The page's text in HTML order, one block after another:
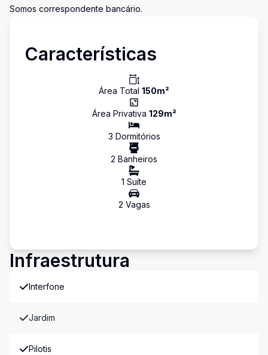
Somos correspondente bancário.
Características
Área Total 150m²
Área Privativa 129m²
3 Dormitórios
2 Banheiros
1 Suíte
2 Vagas
Infraestrutura
Interfone
Jardim
Pilotis